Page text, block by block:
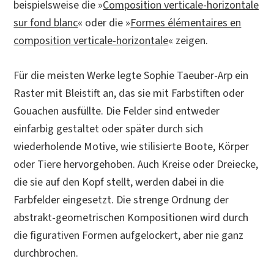
beispielsweise die »Composition verticale-horizontale
sur fond blanc« oder die »Formes élémentaires en
composition verticale-horizontale« zeigen.
Für die meisten Werke legte Sophie Taeuber-Arp ein
Raster mit Bleistift an, das sie mit Farbstiften oder
Gouachen ausfüllte. Die Felder sind entweder
einfarbig gestaltet oder später durch sich
wiederholende Motive, wie stilisierte Boote, Körper
oder Tiere hervorgehoben. Auch Kreise oder Dreiecke,
die sie auf den Kopf stellt, werden dabei in die
Farbfelder eingesetzt. Die strenge Ordnung der
abstrakt-geometrischen Kompositionen wird durch
die figurativen Formen aufgelockert, aber nie ganz
durchbrochen.